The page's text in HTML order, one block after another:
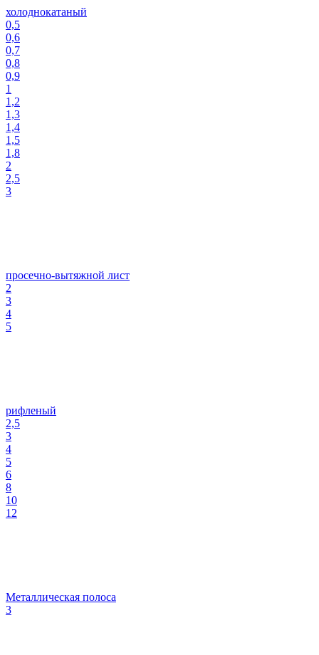
холоднокатаный
0,5
0,6
0,7
0,8
0,9
1
1,2
1,3
1,4
1,5
1,8
2
2,5
3
просечно-вытяжной лист
2
3
4
5
рифленый
2,5
3
4
5
6
8
10
12
Металлическая полоса
3